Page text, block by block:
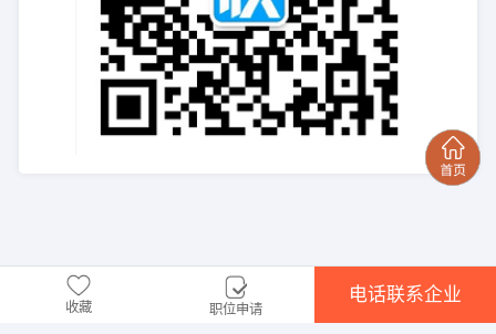
收藏 职位申请
电话联系企业